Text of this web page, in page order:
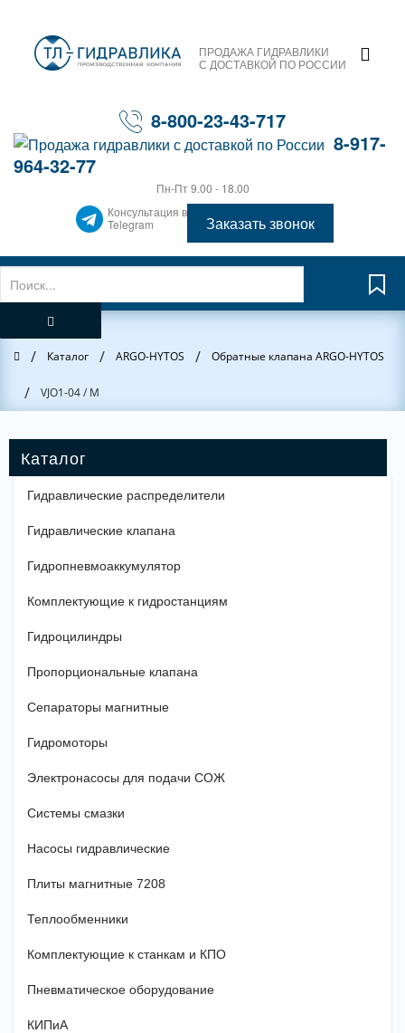
ПРОДАЖА ГИДРАВЛИКИ
С ДОСТАВКОЙ ПО РОССИИ
8-800-23-43-717
8-917-
964-32-77
Пн-Пт 9.00 - 18.00
Консультация в
Telegram
Заказать звонок
Главная
/ Каталог / ARGO-HYTOS / Обратные клапана ARGO-HYTOS
/ VJO1-04 / М
Гидравлические распределители
Гидравлические клапана
Гидропневмоаккумулятор
Комплектующие к гидростанциям
Гидроцилиндры
Пропорциональные клапана
Сепараторы магнитные
Гидромоторы
Электронасосы для подачи СОЖ
Системы смазки
Насосы гидравлические
Плиты магнитные 7208
Теплообменники
Комплектующие к станкам и КПО
Пневматическое оборудование
КИПиА